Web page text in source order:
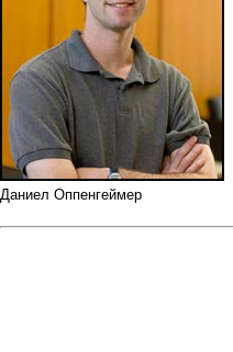
Даниел Оппенгеймер